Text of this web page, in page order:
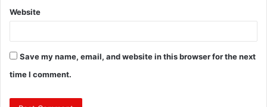
Website
Save my name, email, and website in this browser for the next
time I comment.